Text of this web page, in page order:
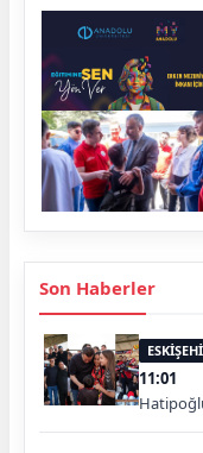
Son Haberler
11:01